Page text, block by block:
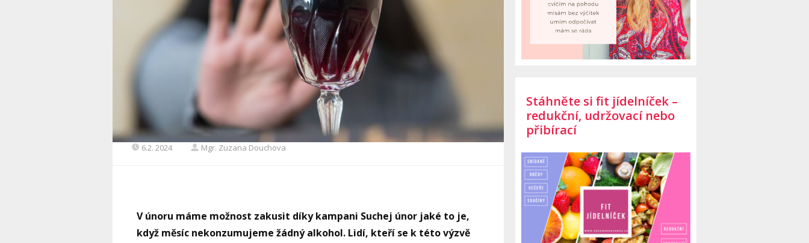
6.2. 2024 Mgr. Zuzana Douchova
V únoru máme možnost zakusit díky kampani Suchej únor jaké to je,
když měsíc nekonzumujeme žádný alkohol. Lidí, kteří se k této výzvě
Stáhněte si fit jídelníček –
redukční, udržovací nebo
přibírací